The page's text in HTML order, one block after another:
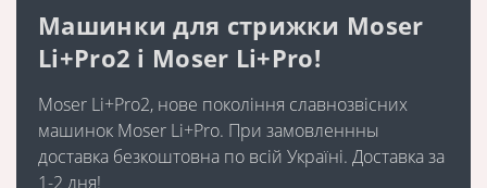
Машинки для стрижки Moser
Li+Pro2 і Moser Li+Pro!
Moser Li+Pro2, нове покоління славнозвісних
машинок Moser Li+Pro. При замовленнны
доставка безкоштовна по всій Україні. Доставка за
1-2 дня!